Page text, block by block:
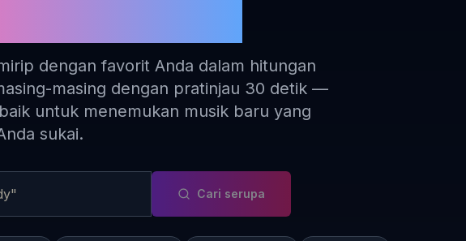
dengan favorit Anda dalam hitungan
masing dengan pratinjau 30 detik —
untuk menemukan musik baru yang
sukai.
Cari serupa